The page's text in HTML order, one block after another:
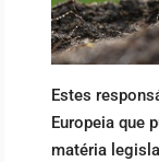
Estes
Europeia que
matéria